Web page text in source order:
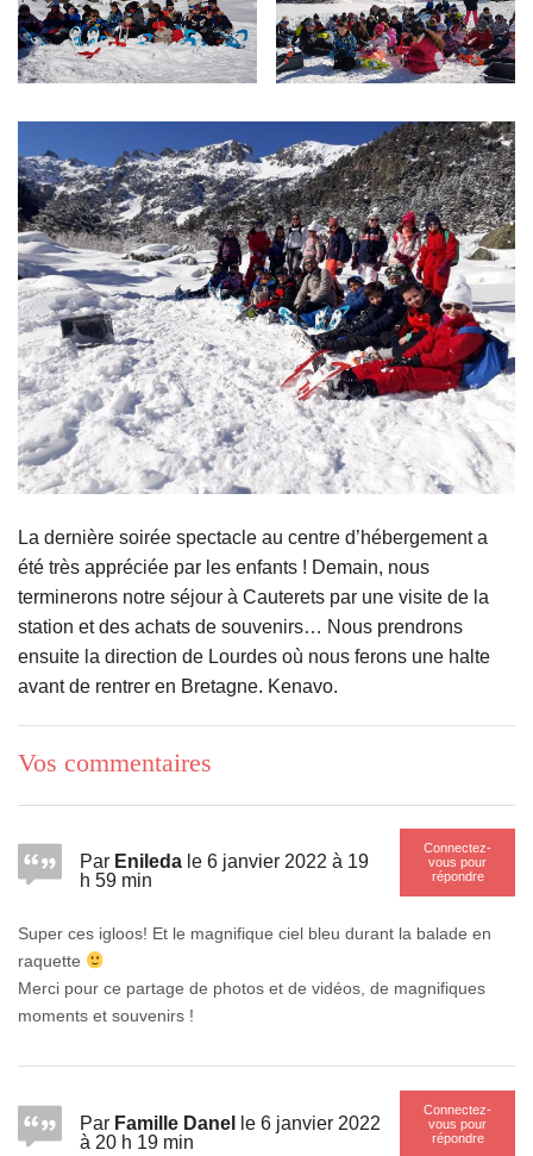
La dernière soirée spectacle au centre d’hébergement a
été très appréciée par les enfants ! Demain, nous
terminerons notre séjour à Cauterets par une visite de la
station et des achats de souvenirs… Nous prendrons
ensuite la direction de Lourdes où nous ferons une halte
avant de rentrer en Bretagne. Kenavo.
Vos commentaires
Par Enileda le 6 janvier 2022 à 19
h 59 min
Connectez-
vous pour
répondre
Super ces igloos! Et le magnifique ciel bleu durant la balade en
raquette
Merci pour ce partage de photos et de vidéos, de magnifiques
moments et souvenirs !
Par Famille Danel
le 6 janvier 2022
à 20 h 19 min
Connectez-
vous pour
répondre